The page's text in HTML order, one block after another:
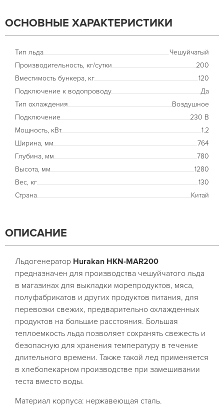
ОСНОВНЫЕ ХАРАКТЕРИСТИКИ
Тип льда
Чешуйчатый
Производительность, кг/сутки
200
Вместимость бункера, кг
120
Подключение к водопроводу
Да
Тип охлаждения
Воздушное
Подключение
230 В
Мощность, кВт
1.2
Ширина, мм
764
Глубина, мм
780
Высота, мм
1280
Вес, кг
130
Страна
Китай
ОПИСАНИЕ
Льдогенератор Hurakan HKN-MAR200
предназначен для производства чешуйчатого льда
в магазинах для выкладки морепродуктов, мяса,
полуфабрикатов и других продуктов питания, для
перевозки свежих, предварительно охлажденных
продуктов на большие расстояния. Большая
теплоемкость льда позволяет сохранять свежесть и
безопасную для хранения температуру в течение
длительного времени. Также такой лед применяется
в хлебопекарном производстве при замешивании
теста вместо воды.
Материал корпуса: нержавеющая сталь.